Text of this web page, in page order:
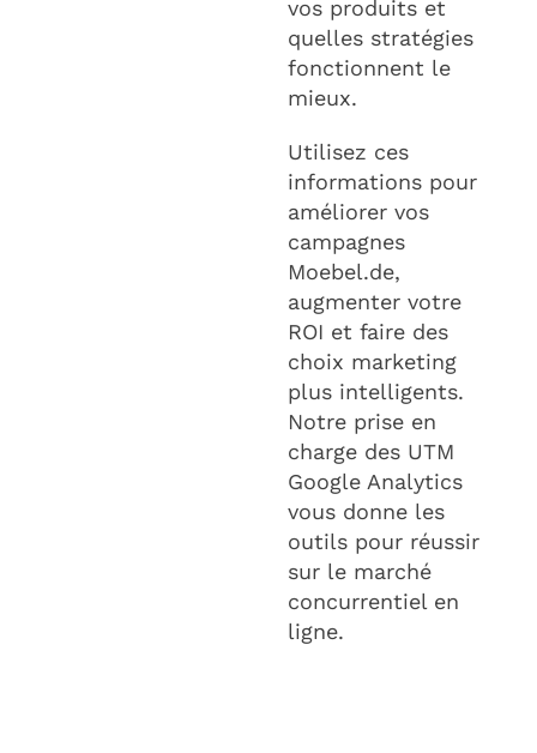
vos produits et
quelles stratégies
fonctionnent le
mieux.
Utilisez ces
informations pour
améliorer vos
campagnes
Moebel.de,
augmenter votre
ROI et faire des
choix marketing
plus intelligents.
Notre prise en
charge des UTM
Google Analytics
vous donne les
outils pour réussir
sur le marché
concurrentiel en
ligne.